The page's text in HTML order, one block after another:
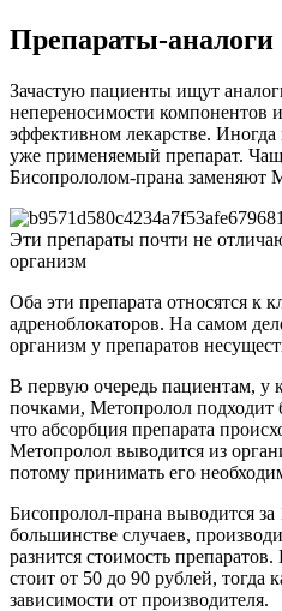
Препараты-аналоги
Зачастую пациенты ищут
непереносимости компонентов
эффективном лекарстве.
уже применяемый препарат.
Бисопрололом-прана заменяют
Эти препараты почти не
организм
Оба эти препарата относятся к
адреноблокаторов. На самом
организм у препаратов
В первую очередь пациентам, у
почками, Метопролол подходит
что абсорбция препарата
Метопролол выводится из
потому принимать его
Бисопролол-прана выводится за
большинстве случаев,
разнится стоимость
стоит от 50 до 90 рублей, тогда
зависимости от производителя.